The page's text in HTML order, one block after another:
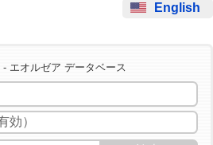
English
- エオルゼア データベース